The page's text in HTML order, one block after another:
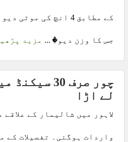
کے مطابق 4 انچ کی
جس کا وزن دیو� ... مزید
چور صرف 30
لے اڑا
لاہور میں شالیمار کے
واردات ہوگئی۔ تفصیلات کے